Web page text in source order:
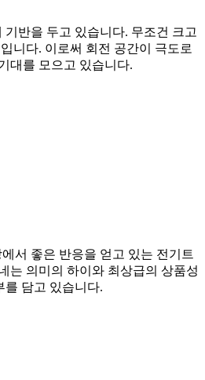
반을 두고 있습니다. 무조건 크고
니다. 이로써 회전 공간이 극도로
대를 모으고 있습니다.
서 좋은 반응을 얻고 있는 전기트
는 의미의 하이와 최상급의 상품성
를 담고 있습니다.